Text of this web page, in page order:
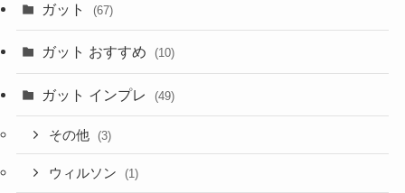
ガット (67)
ガット おすすめ (10)
ガット インプレ (49)
その他 (3)
ウィルソン (1)